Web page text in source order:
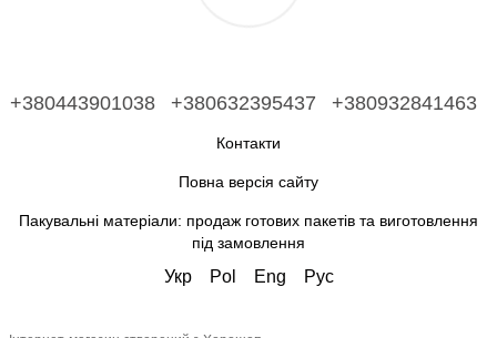
+380443901038 +380632395437 +380932841463
Контакти
Повна версія сайту
Пакувальні матеріали: продаж готових пакетів та виготовлення
під замовлення
Укр Pol Eng Рус